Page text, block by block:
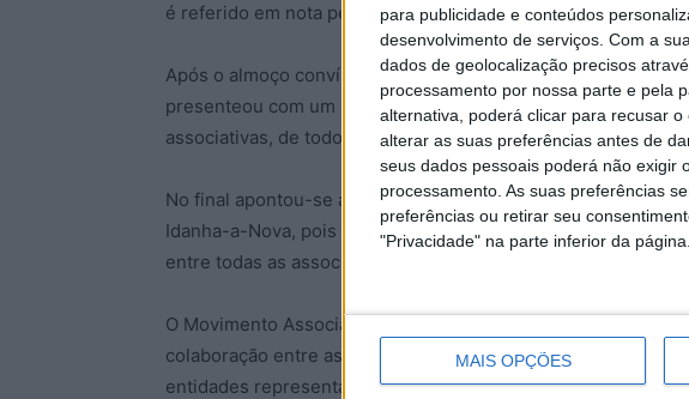
para publicidade e conteúdos
desenvolvimento de serviços. Com a
dados de geolocalização precisos
processamento por nossa parte e pela
alternativa, poderá clicar para recusar
alterar as suas preferências antes de
seus dados pessoais poderá não exigir
processamento. As suas preferências
preferências ou retirar seu
"Privacidade" na parte inferior da página.
MAIS OPÇÕES
é referido em nota pela Associação Movimento Associativo
Após o almoço convívio, partiu-se para o Clube de Castelo
presenteou com um momento musical, seguindo-se a
associativas, de todos os presentes.
No final apontou-se a vontade de realizar o II encontro para
Idanha-a-Nova, pois “o Movimento pretende conhecer e
entre todas as associações e coletividades da Beira Baixa”.
O Movimento Associativo da Beira Baixa espera que o
colaboração entre as associações e a continuação do
entidades representativas da comunidade e o lançamento